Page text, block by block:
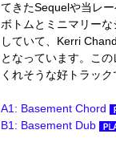
てきたSequelや当レ
ボトムとミニマリー
していて、Kerri
となっています。こ
くれそうな好トラック
A1: Basement Chord
B1: Basement Dub